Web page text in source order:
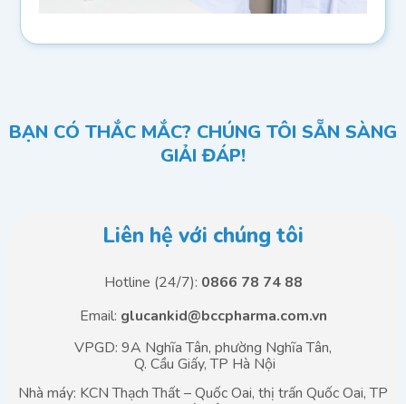
BẠN CÓ THẮC MẮC? CHÚNG TÔI SẴN SÀNG
GIẢI ĐÁP!
Liên hệ với chúng tôi
Hotline (24/7): 0866 78 74 88
Email: glucankid@bccpharma.com.vn
VPGD: 9A Nghĩa Tân, phường Nghĩa Tân,
Q. Cầu Giấy, TP Hà Nội
Nhà máy: KCN Thạch Thất – Quốc Oai, thị trấn Quốc Oai, TP